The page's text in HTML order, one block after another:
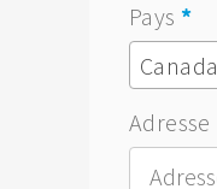
Pays *
Canada
Adresse